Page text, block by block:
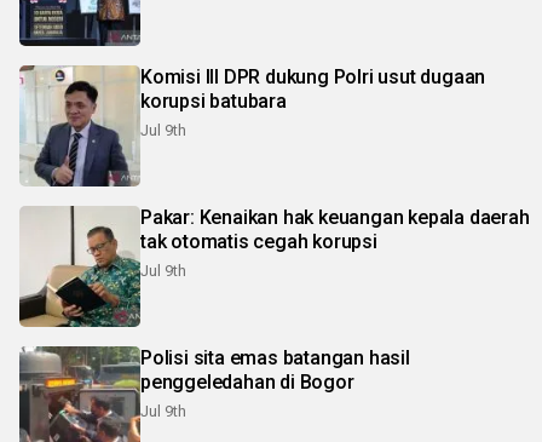
Komisi III DPR dukung Polri usut dugaan
korupsi batubara
Jul 9th
Pakar: Kenaikan hak keuangan kepala daerah
tak otomatis cegah korupsi
Jul 9th
Polisi sita emas batangan hasil
penggeledahan di Bogor
Jul 9th